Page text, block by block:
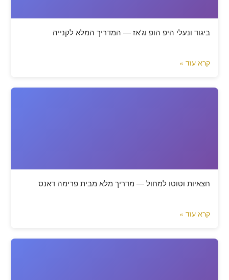
ביגוד ונעלי היפ הופ וג'אז — המדריך המלא לקנייה
קרא עוד »
חצאיות וטוטו למחול — מדריך מלא מבית פרימה דאנס
קרא עוד »